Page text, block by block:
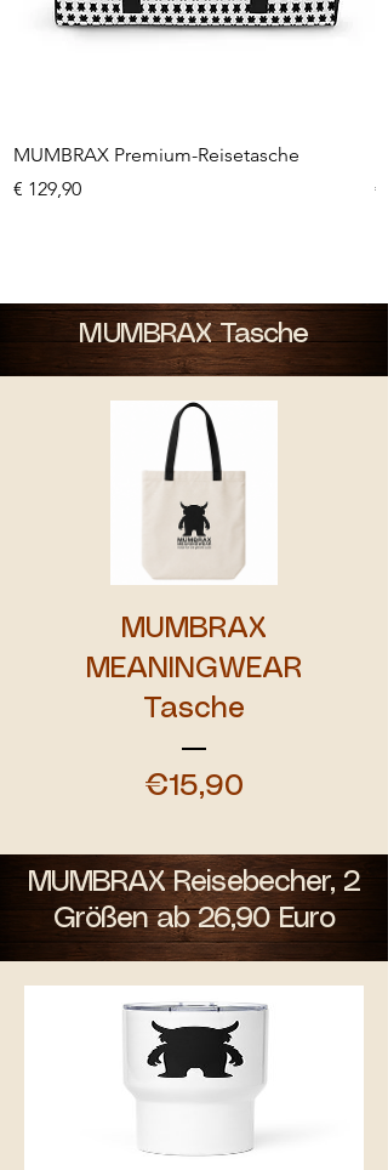
MUMBRAX Premium-Reisetasche
Preis
€ 129,90 €
MUMBRAX Tasche
MUMBRAX
MEANINGWEAR
Tasche
€15,90
MUMBRAX Reisebecher, 2
Größen ab 26,90 Euro